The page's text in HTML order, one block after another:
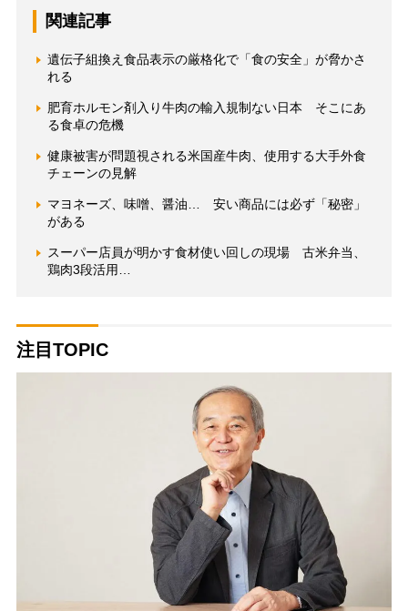
関連記事
遺伝子組換え食品表示の厳格化で「食の安全」が脅かさ
れる
肥育ホルモン剤入り牛肉の輸入規制ない日本 そこにあ
る食卓の危機
健康被害が問題視される米国産牛肉、使用する大手外食
チェーンの見解
マヨネーズ、味噌、醤油… 安い商品には必ず「秘密」
がある
スーパー店員が明かす食材使い回しの現場 古米弁当、
鶏肉3段活用…
注目TOPIC